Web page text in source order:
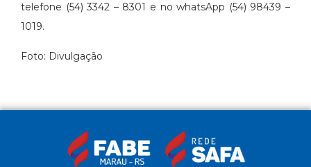
telefone (54) 3342 – 8301 e no whatsApp (54) 98439 –
1019.
Foto: Divulgação